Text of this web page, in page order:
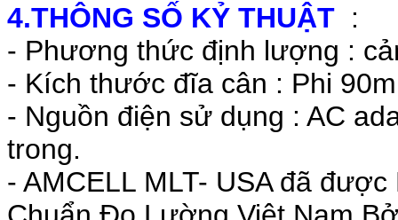
4.THÔNG SỐ KỶ THUẬT :
- Phương thức định lượng :
- Kích thước đĩa cân : Phi
- Nguồn điện sử dụng : AC
trong.
- AMCELL MLT- USA đã